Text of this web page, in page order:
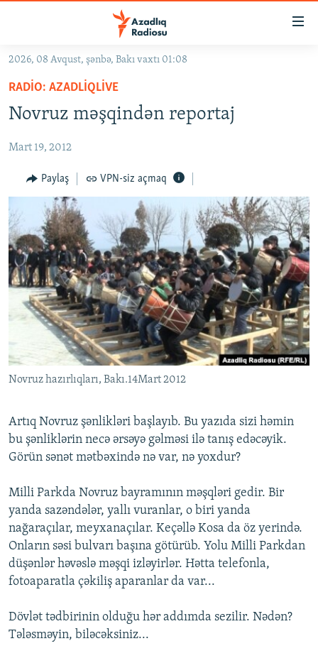
Əsas
qayıt
Əsas
qayıt
GÜNDƏM
KORRUPSIOMETR
#ƏSLINDƏ
FƏRQƏ BAX
QANUNI DOĞRU
ARAŞDIRMA
MULTIMEDIA
VIDEO
FOTOQALEREYA
İNFOQRAFIKA
KARIKATURA
RADIO ARXIV
OXU ZALI
AZƏRBAYCAN ƏDƏBIYYATI KITABXANASI
İSLAM VƏ DEMOKRATIYA
İZ - MƏDƏNIYYƏT PROQRAMI
HAQQIMIZDA
MISSIYAMIZ
PEŞƏ ETIKASI VƏ JURNALISTIKA STANDARTLARIMIZ
MATERIALLARIMIZDAN ISTIFADƏ
BIZIMLƏ ƏLAQƏ
XƏBƏR BÜLLETENLƏRIMIZ
2026, 08 Avqust, şənbə, Bakı vaxtı 01:08
RADIO: AZADLIQLIVE
Novruz məşqindən reportaj
Mart 19, 2012
Paylaş VPN-siz açmaq
Novruz hazırlıqları, Bakı.14Mart 2012
Artıq Novruz şənlikləri başlayıb. Bu yazıda sizi həmin
bu şənliklərin necə ərsəyə gəlməsi ilə tanış edəcəyik.
Görün sənət mətbəxində nə var, nə yoxdur?
Milli Parkda Novruz bayramının məşqləri gedir. Bir
yanda sazəndələr, yallı vuranlar, o biri yanda
nağaraçılar, meyxanaçılar. Keçəllə Kosa da öz yerində.
Onların səsi bulvarı başına götürüb. Yolu Milli Parkdan
düşənlər həvəslə məşqi izləyirlər. Hətta telefonla,
fotoaparatla çəkiliş aparanlar da var...
Dövlət tədbirinin olduğu hər addımda sezilir. Nədən?
Tələsməyin, biləcəksiniz...